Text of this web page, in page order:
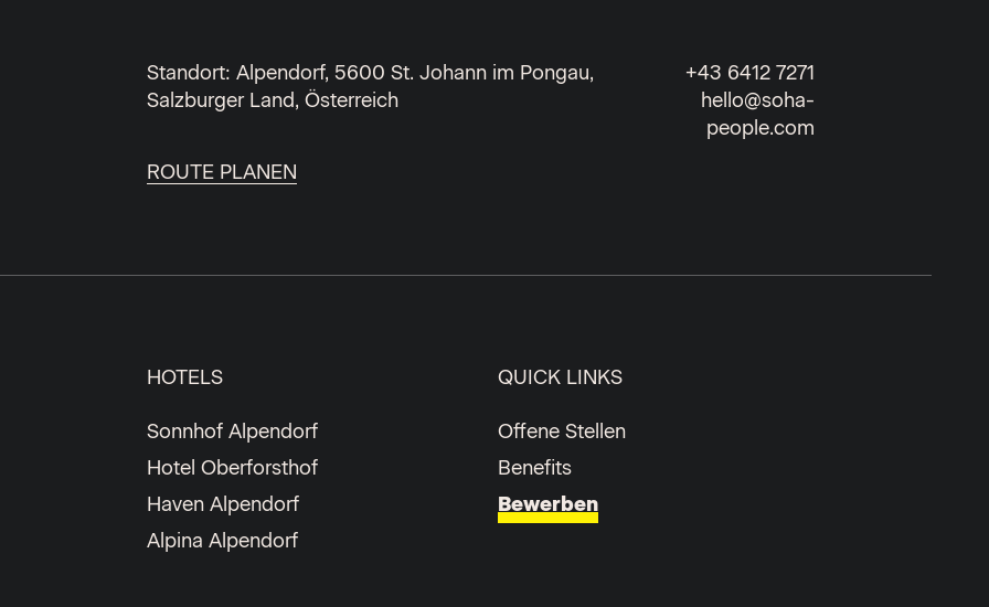
Standort: Alpendorf, 5600 St. Johann im Pongau,
Salzburger Land, Österreich
ROUTE PLANEN
+43 6412 7271
hello@soha-
people.com
HOTELS
Sonnhof Alpendorf
Hotel Oberforsthof
Haven Alpendorf
Alpina Alpendorf
QUICK LINKS
Offene Stellen
Benefits
Bewerben